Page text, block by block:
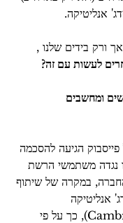
אנליטיקה.
אך ורק בידים שלנו ,
לעשות עם זה?
ומחשבים
הגיעה להסכמה
נגדה משתמשי הרשת
במקרה של שיתוף
אנליטיקה
(Cambridge Analytica), כך על פי